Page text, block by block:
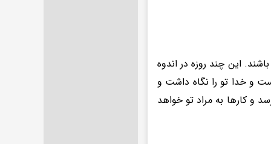
این چند روزه در اندوه
و خدا تو را نگاه داشت و
و کارها به مراد تو خواهد